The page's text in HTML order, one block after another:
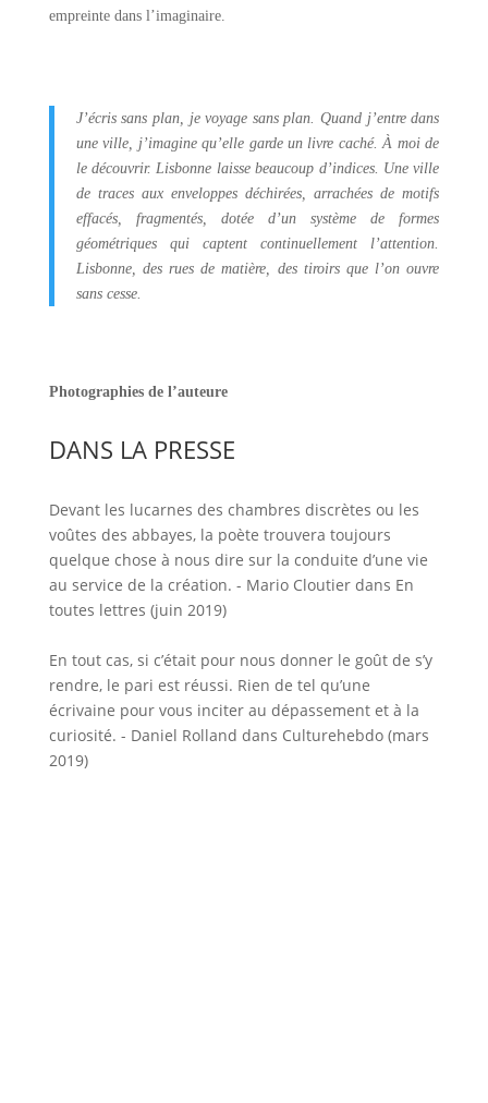
empreinte dans l’imaginaire.
J’écris sans plan, je voyage sans plan. Quand j’entre dans
une ville, j’imagine qu’elle garde un livre caché. À moi de
le découvrir. Lisbonne laisse beaucoup d’indices. Une ville
de traces aux enveloppes déchirées, arrachées de motifs
effacés, fragmentés, dotée d’un système de formes
géométriques qui captent continuellement l’attention.
Lisbonne, des rues de matière, des tiroirs que l’on ouvre
sans cesse.
Photographies de l’auteure
DANS LA PRESSE
Devant les lucarnes des chambres discrètes ou les
voûtes des abbayes, la poète trouvera toujours
quelque chose à nous dire sur la conduite d’une vie
au service de la création. - Mario Cloutier dans En
toutes lettres (juin 2019)
En tout cas, si c’était pour nous donner le goût de s’y
rendre, le pari est réussi. Rien de tel qu’une
écrivaine pour vous inciter au dépassement et à la
curiosité. - Daniel Rolland dans Culturehebdo (mars
2019)